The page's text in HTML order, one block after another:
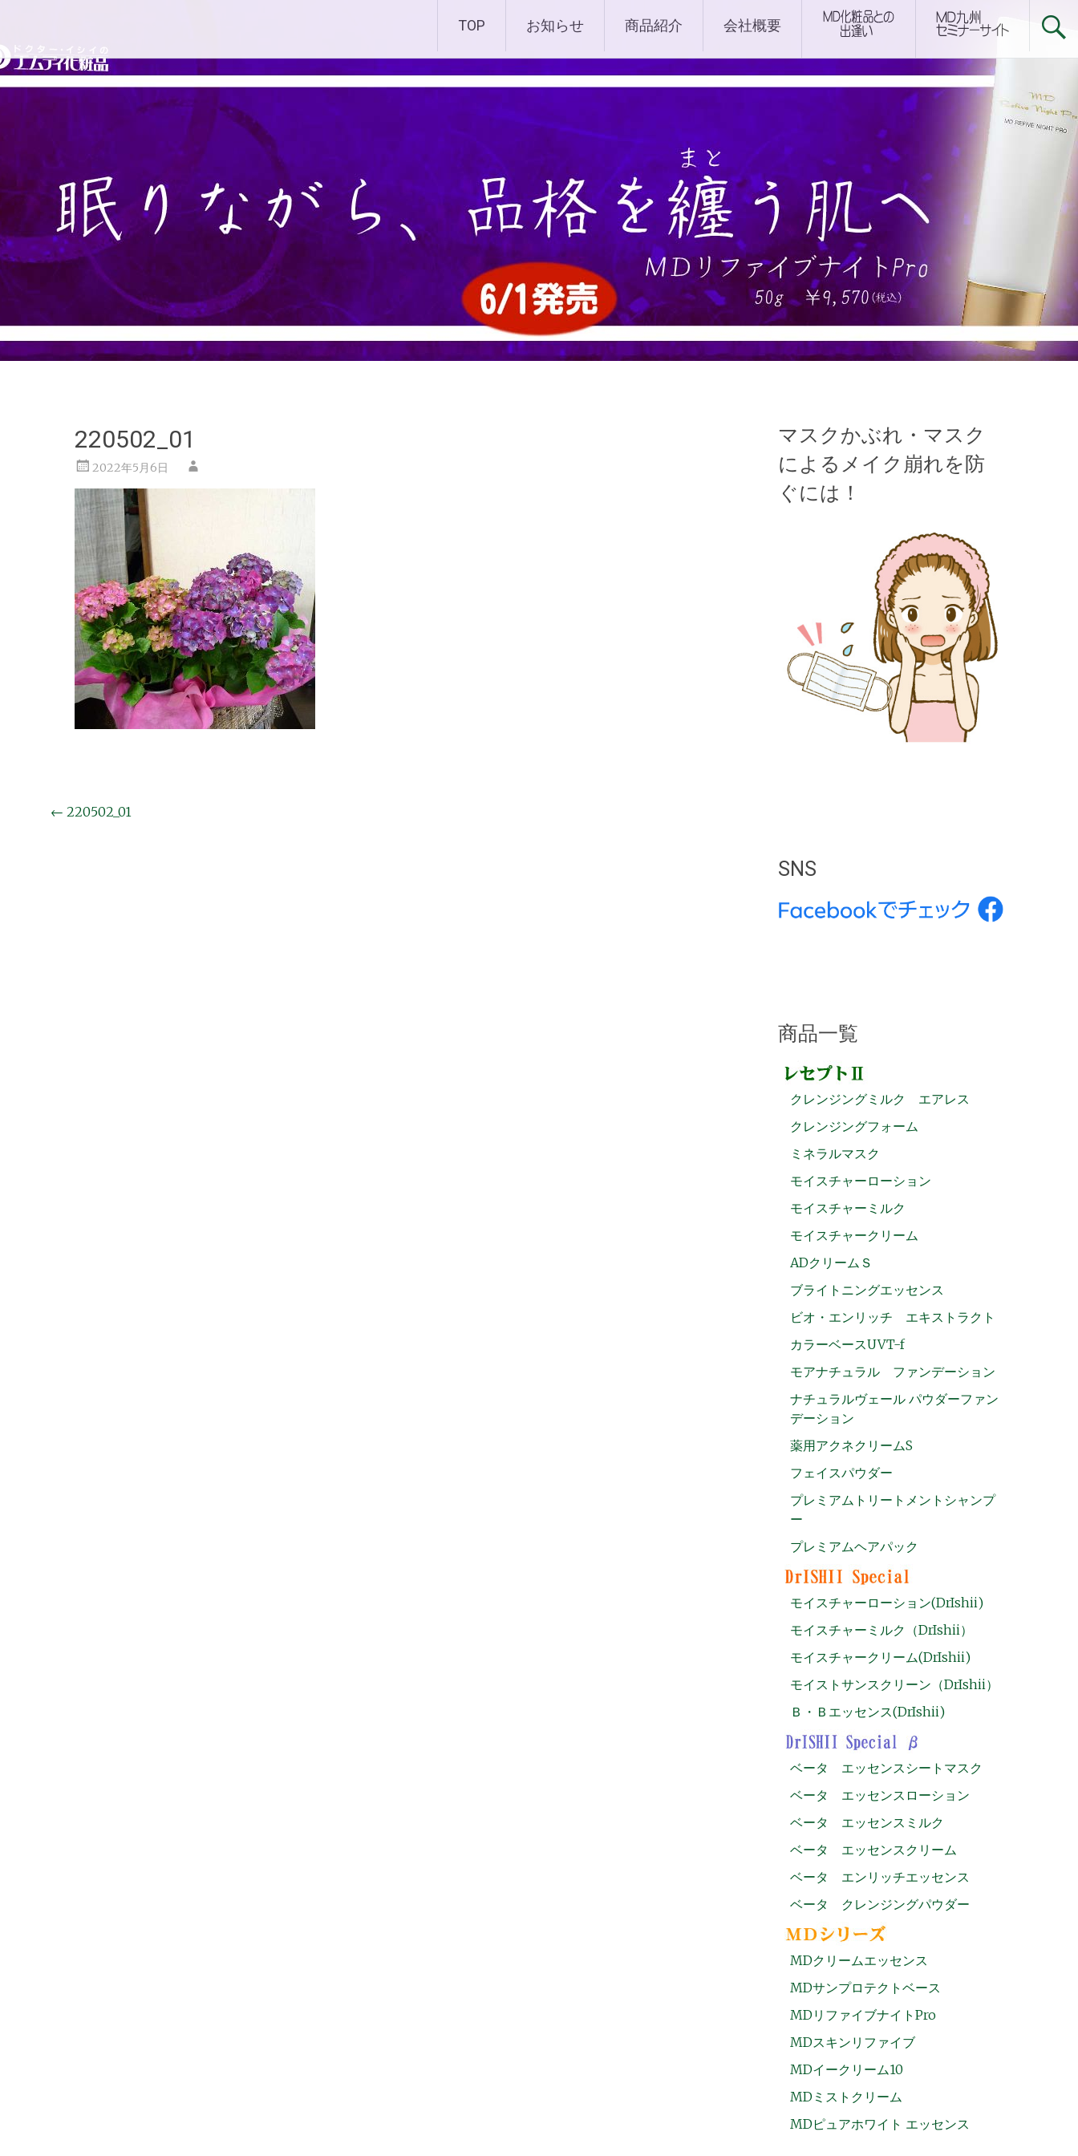
テ
ン
ツ
ッ
ドクターイシイのエムディ化粧品 |エムディ化粧品 下関サロン
TOP お知らせ 商品紹介 会社概要
220502_01
2022年5月6日
投
← 220502_01
マスクかぶれ・マスク
によるメイク崩れを防
ぐには！
SNS
商品一覧
クレンジングミルク エアレス
クレンジングフォーム
ミネラルマスク
モイスチャーローション
モイスチャーミルク
モイスチャークリーム
ADクリームＳ
ブライトニングエッセンス
ビオ・エンリッチ エキストラクト
カラーベースUVT-f
モアナチュラル ファンデーション
ナチュラルヴェール パウダーファン
デーション
薬用アクネクリームS
フェイスパウダー
プレミアムトリートメントシャンプ
ー
プレミアムヘアパック
モイスチャーローション(DrIshii)
モイスチャーミルク（DrIshii）
モイスチャークリーム(DrIshii)
モイストサンスクリーン（DrIshii）
Ｂ・Ｂエッセンス(DrIshii)
ベータ エッセンスシートマスク
ベータ エッセンスローション
ベータ エッセンスミルク
ベータ エッセンスクリーム
ベータ エンリッチエッセンス
ベータ クレンジングパウダー
MDクリームエッセンス
MDサンプロテクトベース
MDリファイブナイトPro
MDスキンリファイブ
MDイークリーム10
MDミストクリーム
MDピュアホワイト エッセンス